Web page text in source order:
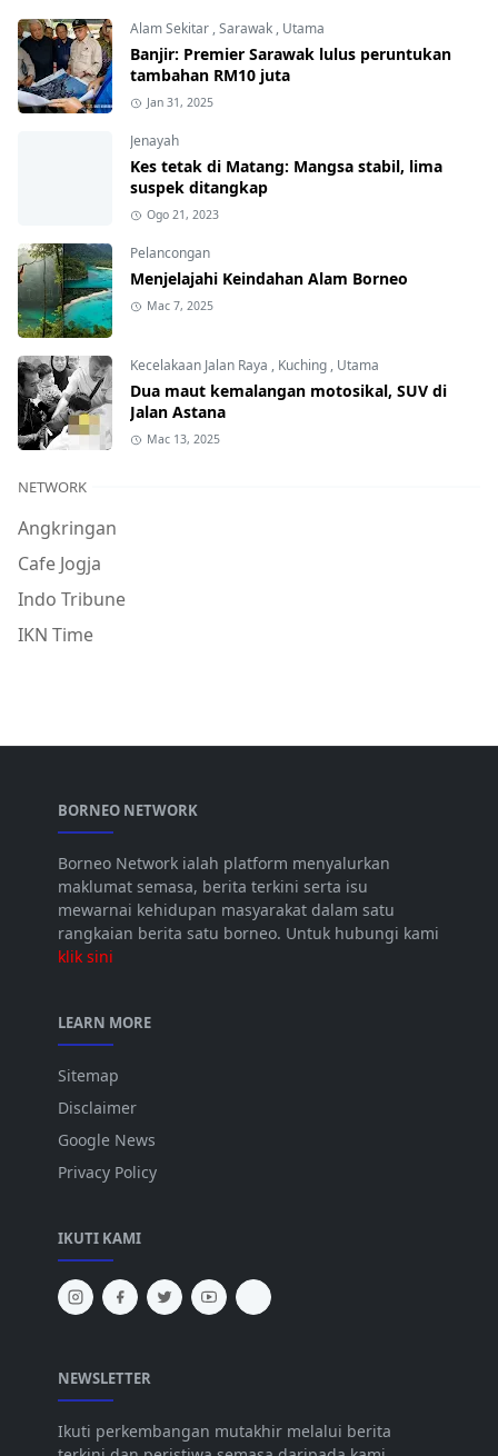
Alam Sekitar,Sarawak, Utama
Banjir: Premier Sarawak lulus peruntukan
tambahan RM10 juta
Jan 31, 2025
Jenayah
Kes tetak di Matang: Mangsa stabil, lima
suspek ditangkap
Ogo 21, 2023
Pelancongan
Menjelajahi Keindahan Alam Borneo
Mac 7, 2025
Kecelakaan Jalan Raya , Kuching, Utama
Dua maut kemalangan motosikal, SUV di
Jalan Astana
Mac 13, 2025
NETWORK
Angkringan
Cafe Jogja
Indo Tribune
IKN Time
BORNEO NETWORK
Borneo Network ialah platform menyalurkan
maklumat semasa, berita terkini serta isu
mewarnai kehidupan masyarakat dalam satu
rangkaian berita satu borneo. Untuk hubungi kami
klik sini
LEARN MORE
Sitemap
Disclaimer
Google News
Privacy Policy
IKUTI KAMI
NEWSLETTER
Ikuti perkembangan mutakhir melalui berita